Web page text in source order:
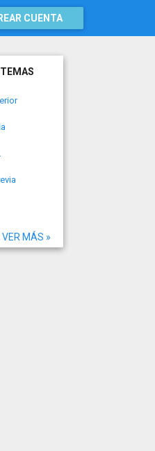
CUENTA
VER MÁS »